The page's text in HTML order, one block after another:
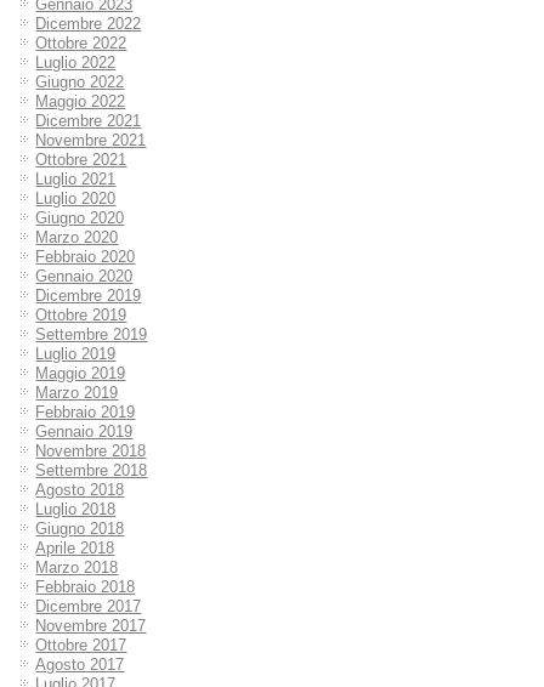
Gennaio 2023
Dicembre 2022
Ottobre 2022
Luglio 2022
Giugno 2022
Maggio 2022
Dicembre 2021
Novembre 2021
Ottobre 2021
Luglio 2021
Luglio 2020
Giugno 2020
Marzo 2020
Febbraio 2020
Gennaio 2020
Dicembre 2019
Ottobre 2019
Settembre 2019
Luglio 2019
Maggio 2019
Marzo 2019
Febbraio 2019
Gennaio 2019
Novembre 2018
Settembre 2018
Agosto 2018
Luglio 2018
Giugno 2018
Aprile 2018
Marzo 2018
Febbraio 2018
Dicembre 2017
Novembre 2017
Ottobre 2017
Agosto 2017